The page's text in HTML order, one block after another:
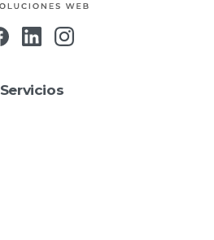
Servicios